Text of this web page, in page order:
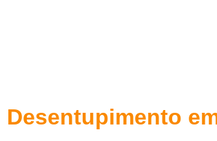
Desentupimento